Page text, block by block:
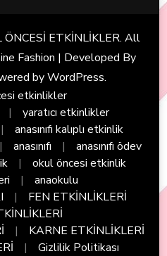
ÖNCESİ ETKİNLİKLER. All
Fashion | Developed By
byWordPress.
etkinlikler
yaratıcı etkinlikler
anasınıfı kalıplı etkinlik
anasınıfı
anasınıfı ödev
okul öncesi etkinlik
anaokulu
FEN ETKİNLİKLERİ
KARNE ETKİNLİKLERİ
Gizlilik Politikası